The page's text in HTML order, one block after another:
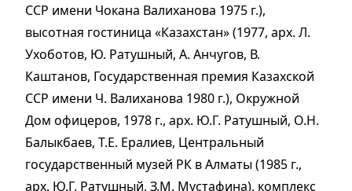
ССР имени Чокана Валиханова 1975 г.),
высотная гостиница «Казахстан» (1977, арх. Л.
Ухоботов, Ю. Ратушный, А. Анчугов, В.
Каштанов, Государственная премия Казахской
ССР имени Ч. Валиханова 1980 г.), Окружной
Дом офицеров, 1978 г., арх. Ю.Г. Ратушный, О.Н.
Балыкбаев, Т.Е. Ералиев, Центральный
государственный музей РК в Алматы (1985 г.,
арх. Ю.Г. Ратушный, З.М. Мустафина), комплекс